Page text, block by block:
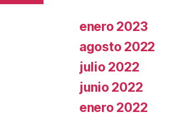
enero 2023
agosto 2022
julio 2022
junio 2022
enero 2022